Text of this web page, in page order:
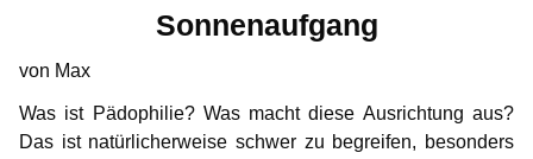
Markus
Johann
Sonnenaufgang
von Max
Was ist Pädophilie? Was macht diese Ausrichtung aus?
Das ist natürlicherweise schwer zu begreifen, besonders
Gedanken zur Liebe – eine Antwort an Gabriel
Was ich in der Therapie gelernt habe
Traumatherapie
Takeru